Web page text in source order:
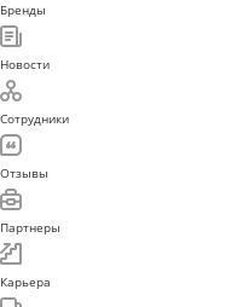
Бренды
Новости
Сотрудники
Отзывы
Партнеры
Карьера